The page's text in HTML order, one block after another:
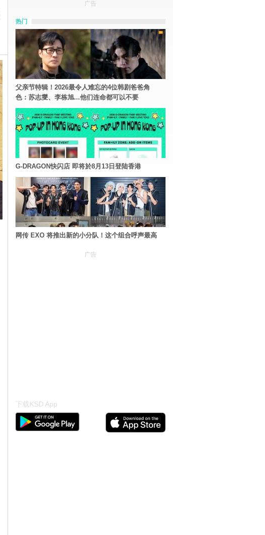
广告
热门
父亲节特辑！2026最令人难忘的4位韩剧爸爸角
色：苏志燮、李栋旭...他们连命都可以不要
G-DRAGON快闪店 即将於8月13日登陆香港
网传 EXO 将推出新的小分队！这个组合呼声最高
广告
下载KSD App